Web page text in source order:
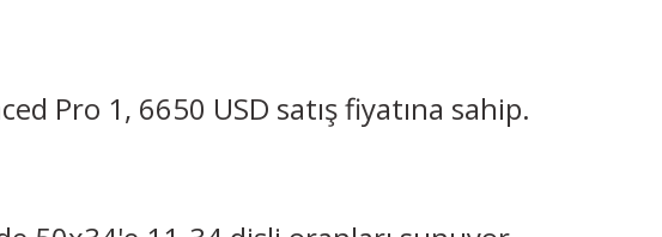
Pro 1, 6650 USD satış fiyatına sahip.